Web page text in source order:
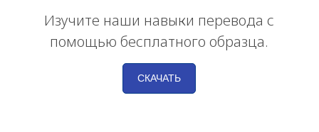
Изучите наши навыки перевода с
помощью бесплатного образца.
СКАЧАТЬ